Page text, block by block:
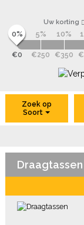
Uw korting
0%
€0
5%
€250
10%
€350
Zoek op
Soort
Draagtassen